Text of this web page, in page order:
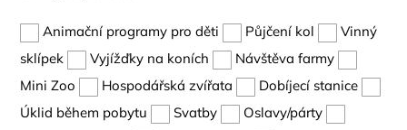
Animační programy pro děti Půjčení kol
Vinný
sklípek
Vyjížďky na koních
Návštěva farmy
Mini Zoo
Hospodářská zvířata
Dobíjecí stanice
Úklid během pobytu
Svatby
Oslavy/párty